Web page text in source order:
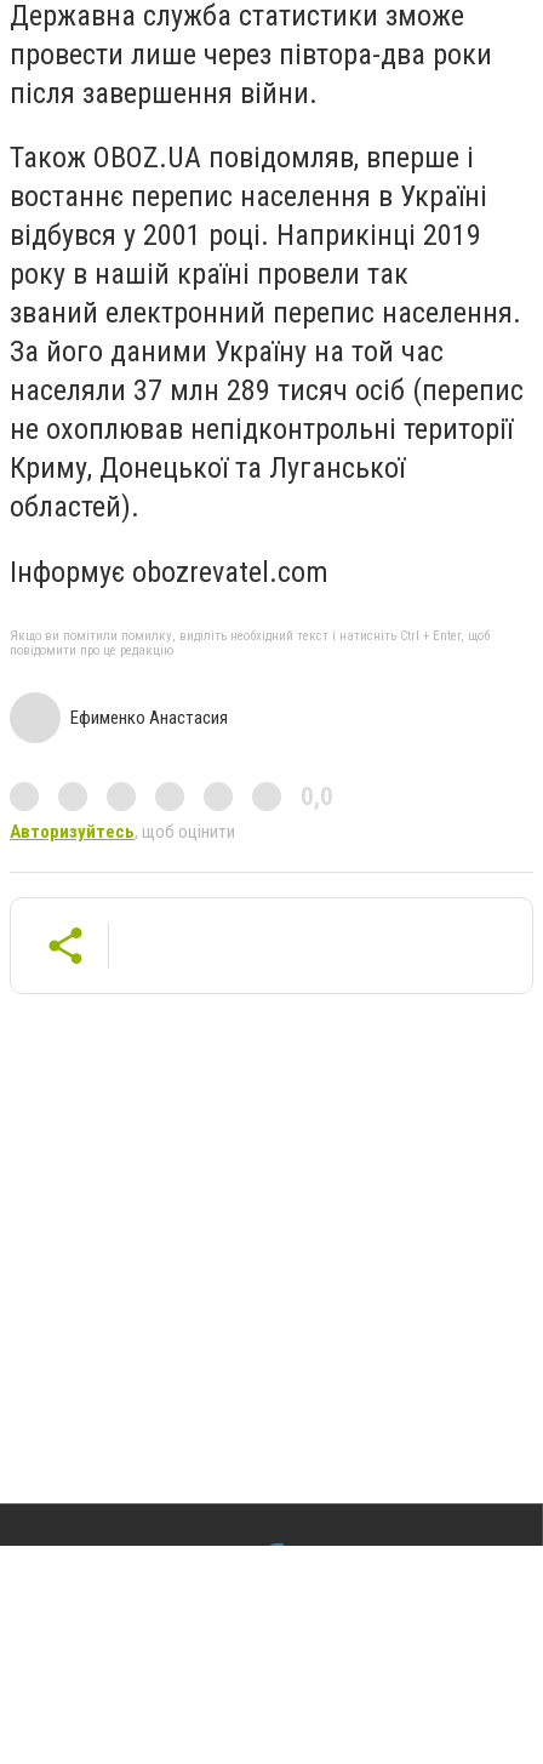
Державна служба статистики зможе
провести лише через півтора-два роки
після завершення війни.
Також OBOZ.UA повідомляв, вперше і
востаннє перепис населення в Україні
відбувся у 2001 році. Наприкінці 2019
року в нашій країні провели так
званий електронний перепис населення.
За його даними Україну на той час
населяли 37 млн 289 тисяч осіб (перепис
не охоплював непідконтрольні території
Криму, Донецької та Луганської
областей).
Інформує obozrevatel.com
Якщо ви помітили помилку, виділіть необхідний текст і натисніть Ctrl + Enter, щоб
повідомити про це редакцію
Ефименко Анастасия
0,0
Авторизуйтесь, щоб оцінити